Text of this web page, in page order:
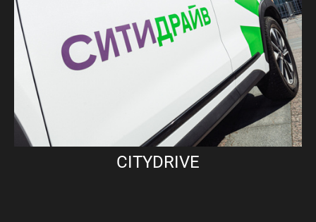
CITYDRIVE